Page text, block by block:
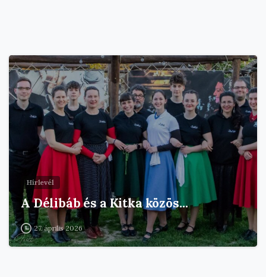
Hírlevél
A Délibáb és a Kitka közös…
27. április 2026